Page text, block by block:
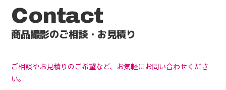
Contact
商品撮影のご相談・お見積り
ご相談やお見積りのご希望など、お気軽にお問い合わせくださ
い。